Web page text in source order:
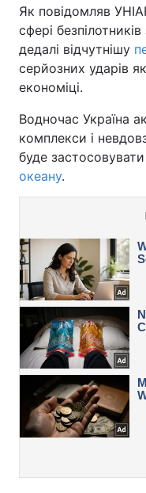
Як повідомляв
сфері
дедалі відчутнішу
серйозних ударів як
економіці.
Водночас Україна
комплекси і
буде застосовувати
океану.